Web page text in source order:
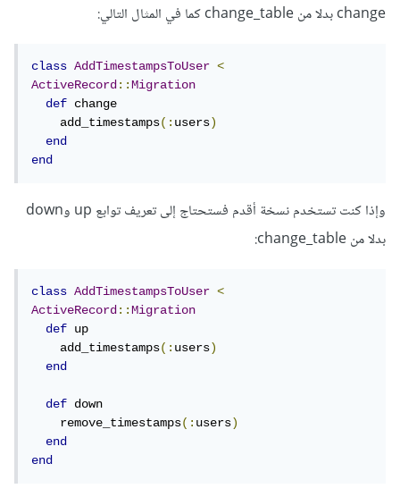
change بدلا من change_table كما في المثال التالي:
class AddTimestampsToUser
<
ActiveRecord::Migration
def change
    add_timestamps
(:users)
end
end
وإذا كنت تستخدم نسخة أقدم فستحتاج إلى تعريف توابع up وdown
بدلا من change_table:
class AddTimestampsToUser
<
ActiveRecord::Migration
def up
    add_timestamps
(:users)
end
def down
    remove_timestamps
(:users)
end
end